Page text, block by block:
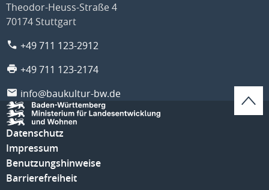
Theodor-Heuss-Straße 4
70174 Stuttgart
+49 711 123-2912
+49 711 123-2174
info@baukultur-bw.de
Datenschutz
Impressum
Benutzungshinweise
Barrierefreiheit